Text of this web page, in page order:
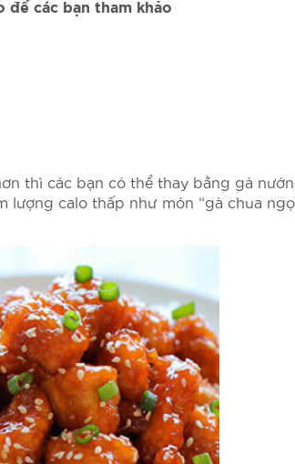
để các bạn tham khảo
thì các bạn có thể thay bằng gà
lượng calo thấp như món “gà chua